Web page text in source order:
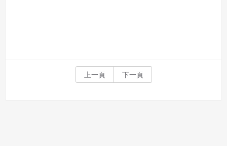
上一頁 下一頁
支出（包括律師費用）、損害及損失。